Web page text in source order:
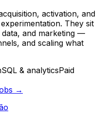
activation, and
They sit
and marketing —
and scaling what
SQL & analyticsPaid
→